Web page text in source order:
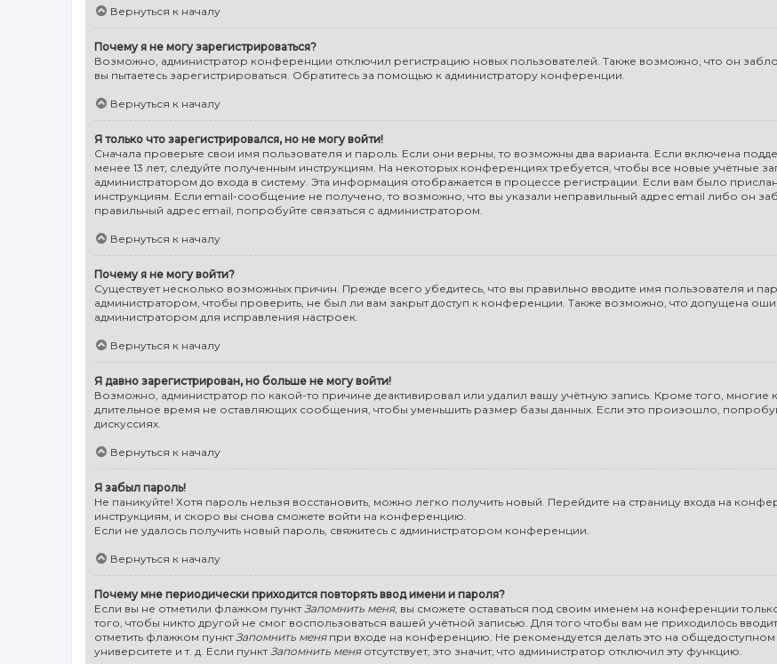
Вернуться к началу
Почему я не могу зарегистрироваться?
Возможно, администратор конференции отключил регистрацию новых пользователей. Также возможно, что он
вы пытаетесь зарегистрироваться. Обратитесь за помощью к администратору конференции.
Вернуться к началу
Я только что зарегистрировался, но не могу войти!
Сначала проверьте свои имя пользователя и пароль. Если они верны, то возможны два варианта. Если включена
менее 13 лет, следуйте полученным инструкциям. На некоторых конференциях требуется, чтобы все новые учётные
администратором до входа в систему. Эта информация отображается в процессе регистрации. Если вам было
инструкциям. Если email-сообщение не получено, то возможно, что вы указали неправильный адрес email либо он
правильный адрес email, попробуйте связаться с администратором.
Вернуться к началу
Почему я не могу войти?
Существует несколько возможных причин. Прежде всего убедитесь, что вы правильно вводите имя пользователя и
администратором, чтобы проверить, не был ли вам закрыт доступ к конференции. Также возможно, что допущена
администратором для исправления настроек.
Вернуться к началу
Я давно зарегистрирован, но больше не могу войти!
Возможно, администратор по какой-то причине деактивировал или удалил вашу учётную запись. Кроме того,
длительное время не оставляющих сообщения, чтобы уменьшить размер базы данных. Если это произошло,
дискуссиях.
Вернуться к началу
Я забыл пароль!
Не паникуйте! Хотя пароль нельзя восстановить, можно легко получить новый. Перейдите на страницу входа на
инструкциям, и скоро вы снова сможете войти на конференцию.
Если не удалось получить новый пароль, свяжитесь с администратором конференции.
Вернуться к началу
Почему мне периодически приходится повторять ввод имени и пароля?
Если вы не отметили флажком пунктЗапомнить меня, вы сможете оставаться под своим именем на конференции
того, чтобы никто другой не смог воспользоваться вашей учётной записью. Для того чтобы вам не приходилось
отметить флажком пунктЗапомнить меняпри входе на конференцию. Не рекомендуется делать это на
университете и т. д. Если пунктЗапомнить меняотсутствует, это значит, что администратор отключил эту функцию.